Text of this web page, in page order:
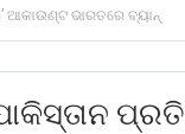
ଆକାଉଣ୍ଟ ଭାରତରେ ବ୍ୟାନ୍